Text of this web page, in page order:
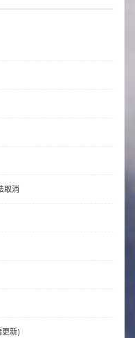
取消
更新)